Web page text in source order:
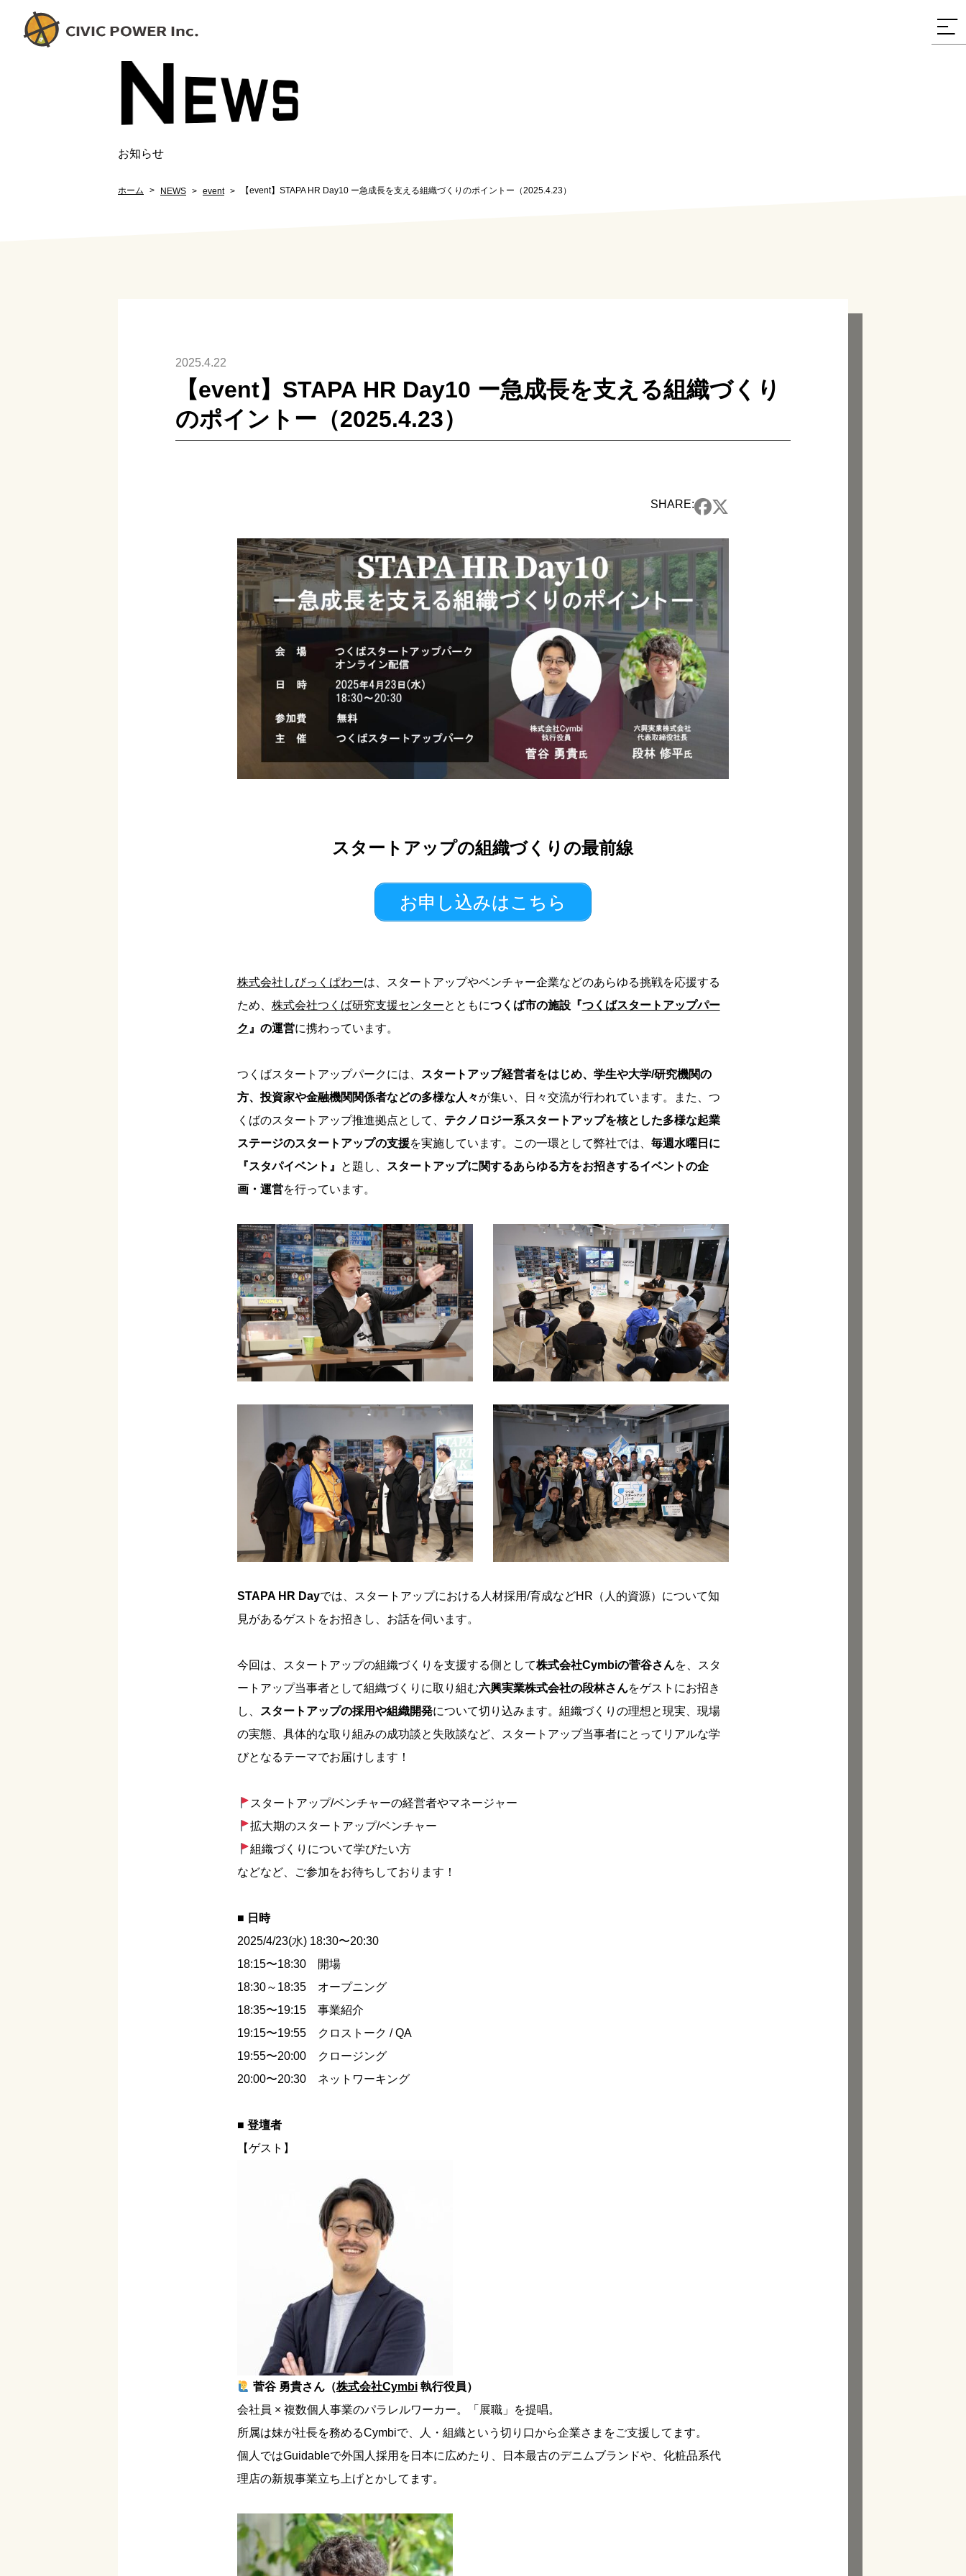
NEW
S
お知らせ
ホーム NEWS event 【event】STAPA HR Day10 ー急成長を支える組織づくりのポイントー（2025.4.23）
2025.4.22
【event】STAPA HR Day10 ー急成長を支える組織づくり
のポイントー（2025.4.23）
SHARE:
スタートアップの組織づくりの最前線
お申し込みはこちら
株式会社しびっくぱわーは、スタートアップやベンチャー企業などのあらゆる挑戦を応援する
ため、 株式会社つくば研究支援センターとともにつくば市の施設『つくばスタートアップパー
ク 』の運営に携わっています。
つくばスタートアップパークには、
スタートアップ経営者をはじめ、学生や大学/研究機関の
方、投資家や金融機関関係者などの多様な人々が集い、日々交流が行われています。また、つ
くばのスタートアップ推進拠点として、 テクノロジー系スタートアップを核とした多様な起業
ステージのスタートアップの支援を実施しています。この一環として弊社では、 毎週水曜日に
『スタパイベント』
と題し、
スタートアップに関するあらゆる方をお招きするイベントの企
画・運営を行っています。
STAPA HR Dayでは、スタートアップにおける人材採用/育成などHR（人的資源）について知
見があるゲストをお招きし、お話を伺います。
今回は、スタートアップの組織づくりを支援する側として株式会社Cymbiの菅谷さんを、スタ
ートアップ当事者として組織づくりに取り組む六興実業株式会社の段林さんをゲストにお招き
し、 スタートアップの採用や組織開発について切り込みます。組織づくりの理想と現実、現場
の実態、具体的な取り組みの成功談と失敗談など、スタートアップ当事者にとってリアルな学
びとなるテーマでお届けします！
スタートアップ/ベンチャーの経営者やマネージャー
拡大期のスタートアップ/ベンチャー
組織づくりについて学びたい方
などなど、ご参加をお待ちしております！
■ 日時
2025/4/23(水) 18:30〜20:30
18:15〜18:30 開場
18:30～18:35 オープニング
18:35〜19:15 事業紹介
19:15〜19:55 クロストーク / QA
19:55〜20:00 クロージング
20:00〜20:30 ネットワーキング
■ 登壇者
【ゲスト】
菅谷 勇貴さん（株式会社Cymbi執行役員）
会社員 × 複数個人事業のパラレルワーカー。「展職」を提唱。
所属は妹が社長を務めるCymbiで、人・組織という切り口から企業さまをご支援してます。
個人ではGuidableで外国人採用を日本に広めたり、日本最古のデニムブランドや、化粧品系代
理店の新規事業立ち上げとかしてます。